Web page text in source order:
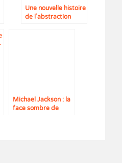
Une nouvelle histoire
de l’abstraction
Michael Jackson : la
face sombre de